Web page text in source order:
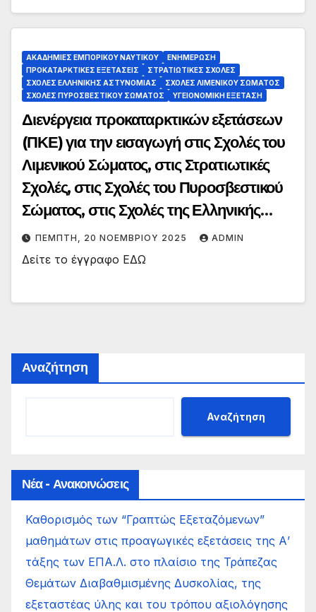
ΑΚΑΔΗΜΙΕΣ ΕΜΠΟΡΙΚΟΥ ΝΑΥΤΙΚΟΥ
ΕΝΗΜΕΡΩΣΗ
ΠΡΟΚΑΤΑΡΚΤΙΚΕΣ ΕΞΕΤΑΣΕΙΣ
ΣΤΡΑΤΙΩΤΙΚΕΣ ΣΧΟΛΕΣ
ΣΧΟΛΕΣ ΕΛΛΗΝΙΚΗΣ ΑΣΤΥΝΟΜΙΑΣ
ΣΧΟΛΕΣ ΛΙΜΕΝΙΚΟΥ ΣΩΜΑΤΟΣ
ΣΧΟΛΕΣ ΠΥΡΟΣΒΕΣΤΙΚΟΥ ΣΩΜΑΤΟΣ
ΥΓΕΙΟΝΟΜΙΚΗ ΕΞΕΤΑΣΗ
Διενέργεια προκαταρκτικών εξετάσεων
(ΠΚΕ) για την εισαγωγή στις Σχολές του
Λιμενικού Σώματος, στις Στρατιωτικές
Σχολές, στις Σχολές του Πυροσβεστικού
Σώματος, στις Σχολές της Ελληνικής
Αστυνομίας και υγειονομικών εξετάσεων
για τις Ακαδημίες Εμπορικού Ναυτικού,
ΠΈΜΠΤΗ, 20 ΝΟΕΜΒΡΊΟΥ 2025 ADMIN
Δείτε το έγγραφο ΕΔΩ
Αναζήτηση
Αναζήτηση
Νέα - Ανακοινώσεις
Καθορισμός των “Γραπτώς Εξεταζόμενων”
μαθημάτων στις προαγωγικές εξετάσεις της Α’
τάξης των ΕΠΑ.Λ. στο πλαίσιο της Τράπεζας
Θεμάτων Διαβαθμισμένης Δυσκολίας, της
εξεταστέας ύλης και του τρόπου αξιολόγησης